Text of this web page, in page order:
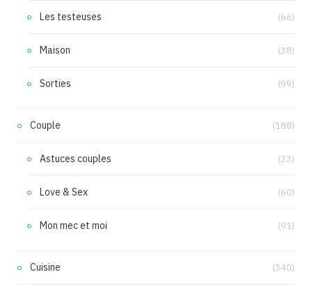
Les testeuses (66)
Maison (38)
Sorties (99)
Couple (188)
Astuces couples (33)
Love & Sex (60)
Mon mec et moi (91)
Cuisine (340)